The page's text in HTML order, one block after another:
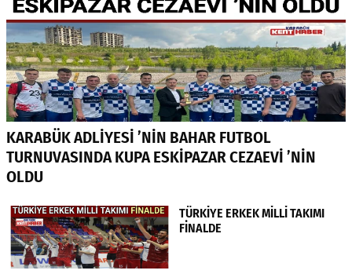
KARABÜK ADLİYESİ ’NİN BAHAR FUTBOL
TURNUVASINDA KUPA ESKİPAZAR CEZAEVİ ’NİN
OLDU
TÜRKİYE ERKEK MİLLİ TAKIMI
FİNALDE